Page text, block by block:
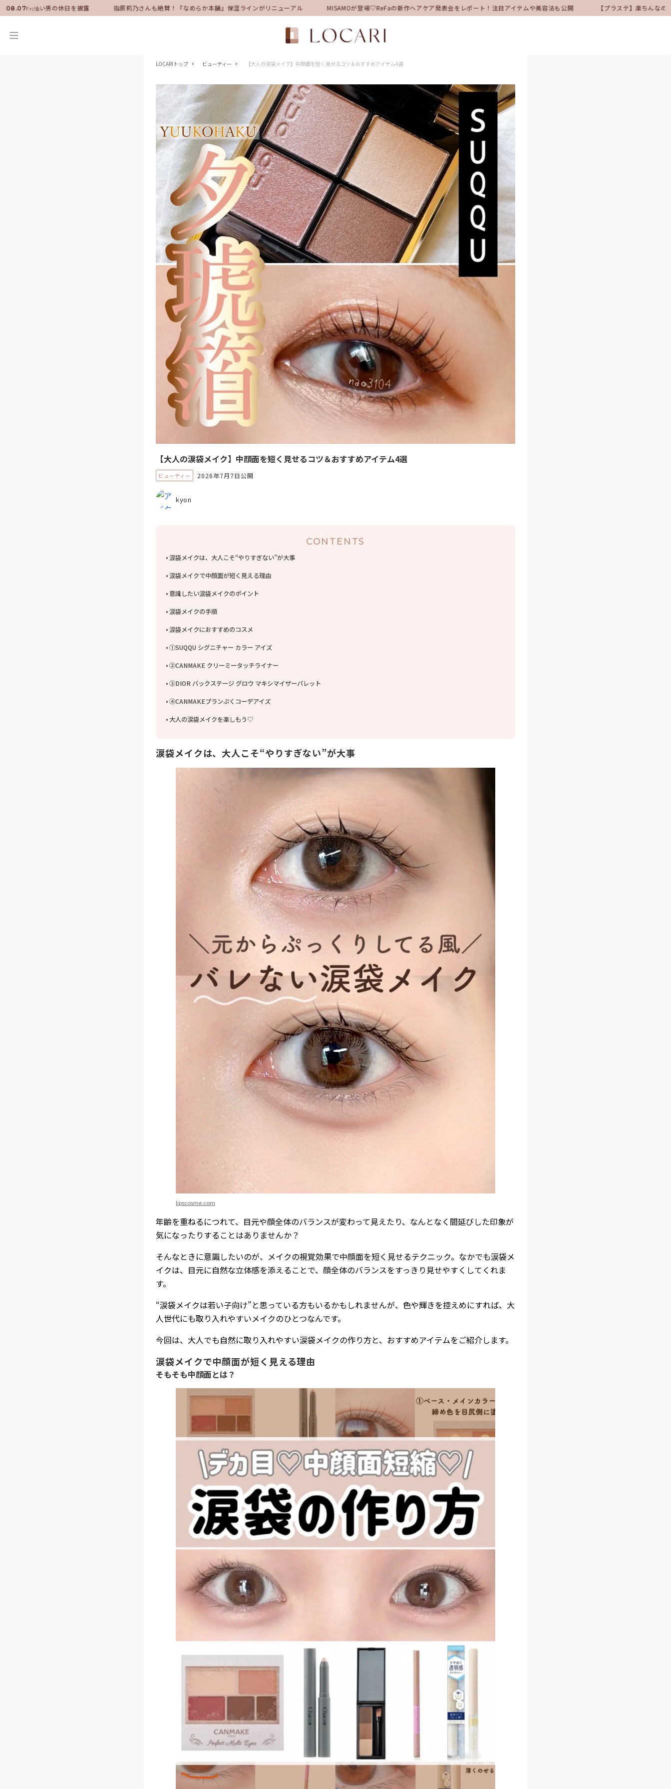
08.07Fri/金
任！いい男の休日を披露 指原莉乃さんも絶賛！『なめらか本舗』保湿ラインがリニューアル MISAMOが登場♡ReFaの新作ヘアケア発表会をレポート！注目アイテムや美容法も公開 【プラステ】楽ちんなのに
LOCARIトップ ビューティー 【大人の涙袋メイク】中顔面を短く見せるコツ＆おすすめアイテム4選
【大人の涙袋メイク】中顔面を短く見せるコツ＆おすすめアイテム4選
ビューティー 2026年7月7日公開
kyon
CONTENTS
涙袋メイクは、大人こそ“やりすぎない”が大事
涙袋メイクで中顔面が短く見える理由
意識したい涙袋メイクのポイント
涙袋メイクの手順
涙袋メイクにおすすめのコスメ
①SUQQU シグニチャー カラー アイズ
②CANMAKE クリーミータッチライナー
③DIOR バックステージ グロウ マキシマイザーパレット
④CANMAKEプランぷくコーデアイズ
大人の涙袋メイクを楽しもう♡
涙袋メイクは、大人こそ“やりすぎない”が大事
lipscosme.com
年齢を重ねるにつれて、目元や顔全体のバランスが変わって見えたり、なんとなく間延びした印象が
気になったりすることはありませんか？
そんなときに意識したいのが、メイクの視覚効果で中顔面を短く見せるテクニック。なかでも涙袋メ
イクは、目元に自然な立体感を添えることで、顔全体のバランスをすっきり見せやすくしてくれま
す。
“涙袋メイクは若い子向け”と思っている方もいるかもしれませんが、色や輝きを控えめにすれば、大
人世代にも取り入れやすいメイクのひとつなんです。
今回は、大人でも自然に取り入れやすい涙袋メイクの作り方と、おすすめアイテムをご紹介します。
涙袋メイクで中顔面が短く見える理由
そもそも中顔面とは？